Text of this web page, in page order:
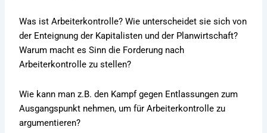
Was ist Arbeiterkontrolle? Wie unterscheidet sie sich von
der Enteignung der Kapitalisten und der Planwirtschaft?
Warum macht es Sinn die Forderung nach
Arbeiterkontrolle zu stellen?
Wie kann man z.B. den Kampf gegen Entlassungen zum
Ausgangspunkt nehmen, um für Arbeiterkontrolle zu
argumentieren?